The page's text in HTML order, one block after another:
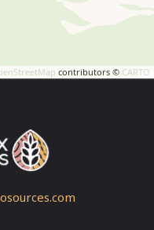
contributors © CARTO